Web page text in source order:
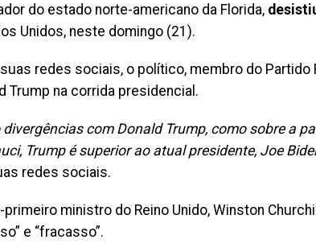
do estado norte-americano da Florida,
Unidos, neste domingo (21).
redes sociais, o político, membro do Partido
Trump na corrida presidencial.
divergências com Donald Trump, como sobre a
Trump é superior ao atual presidente, Joe
redes sociais.
ministro do Reino Unido, Winston
e “fracasso”.